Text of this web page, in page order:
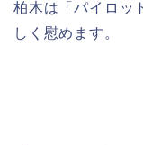
柏木は「パイロッ
しく慰めます。